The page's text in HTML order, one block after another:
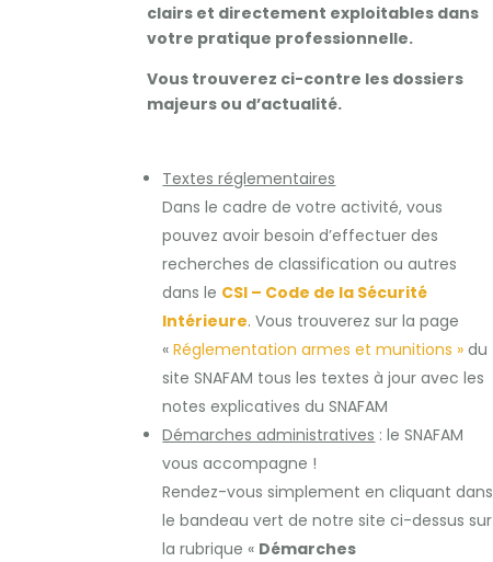
clairs et directement exploitables dans
votre pratique professionnelle.
Vous trouverez ci-contre les dossiers
majeurs ou d’actualité.
Textes réglementaires
Dans le cadre de votre activité, vous
pouvez avoir besoin d’effectuer des
recherches de classification ou autres
dans le CSI – Code de la Sécurité
Intérieure. Vous trouverez sur la page
«Réglementation armes et munitions » du
site SNAFAM tous les textes à jour avec les
notes explicatives du SNAFAM
Démarches administratives : le SNAFAM
vous accompagne !
Rendez-vous simplement en cliquant dans
le bandeau vert de notre site ci-dessus sur
la rubrique « Démarches